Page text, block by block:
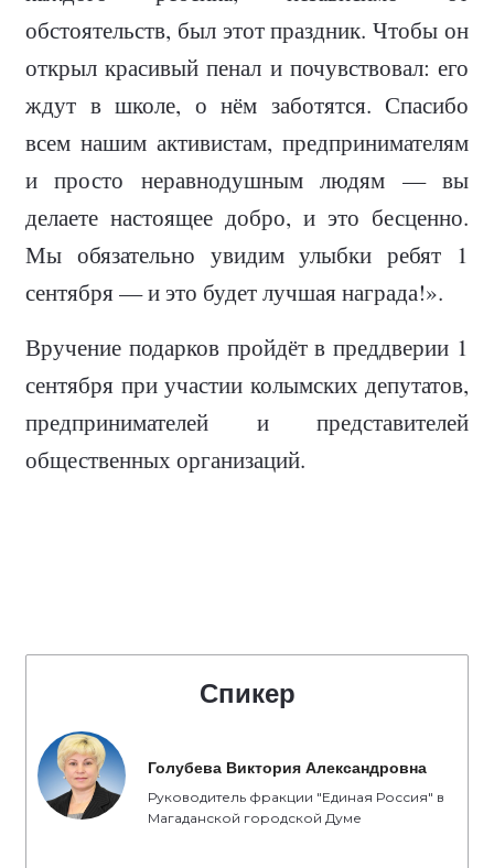
обстоятельств, был этот праздник. Чтобы он
открыл красивый пенал и почувствовал: его
ждут в школе, о нём заботятся. Спасибо
всем нашим активистам, предпринимателям
и просто неравнодушным людям — вы
делаете настоящее добро, и это бесценно.
Мы обязательно увидим улыбки ребят 1
сентября — и это будет лучшая награда!».
Вручение подарков пройдёт в преддверии 1
сентября при участии колымских депутатов,
предпринимателей и представителей
общественных организаций.
Спикер
Голубева Виктория Александровна
Руководитель фракции "Единая Россия" в
Магаданской городской Думе